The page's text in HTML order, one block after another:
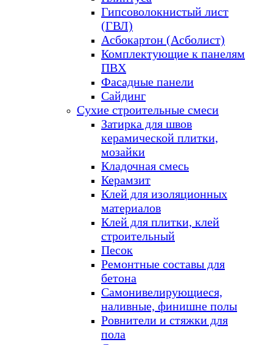
Гипсоволокнистый лист
(ГВЛ)
Асбокартон (Асболист)
Комплектующие к панелям
ПВХ
Фасадные панели
Сайдинг
Сухие строительные смеси
Затирка для швов
керамической плитки,
мозайки
Кладочная смесь
Керамзит
Клей для изоляционных
материалов
Клей для плитки, клей
строительный
Песок
Ремонтные составы для
бетона
Самонивелирующиеся,
наливные, финишне полы
Ровнители и стяжки для
пола